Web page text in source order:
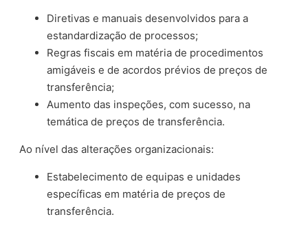
Diretivas e manuais desenvolvidos para a
estandardização de processos;
Regras fiscais em matéria de procedimentos
amigáveis e de acordos prévios de preços de
transferência;
Aumento das inspeções, com sucesso, na
temática de preços de transferência.
Ao nível das alterações organizacionais:
Estabelecimento de equipas e unidades
específicas em matéria de preços de
transferência.